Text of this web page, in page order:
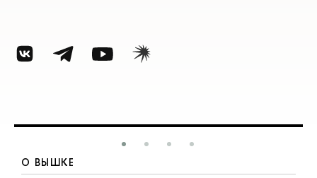
О ВЫШКЕ